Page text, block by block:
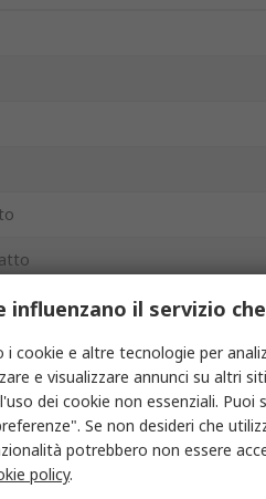
normale
ausiliari
influenzano il servizio
i cookie e altre tecnologie per
e visualizzare annunci su altri
dei cookie non essenziali. Puoi
Se non desideri che
potrebbero non essere
policy.